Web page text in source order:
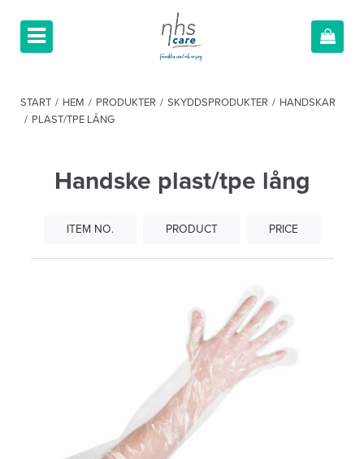
START / HEM / PRODUKTER / SKYDDSPRODUKTER / HANDSKAR
/ PLAST/TPE LÅNG
Handske plast/tpe lång
ITEM NO. PRODUCT PRICE